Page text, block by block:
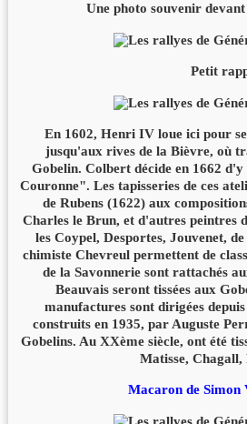
Une photo souvenir
Petit
En 1602, Henri IV loue ici pour
jusqu'aux rives de la Bièvre, où
Gobelin. Colbert décide en 1662
Couronne". Les tapisseries de ces
de Rubens (1622) aux
Charles le Brun, et d'autres peintres
les Coypel, Desportes, Jouvenet,
chimiste Chevreul permettent de
de la Savonnerie sont rattachés
Beauvais seront tissées aux
manufactures sont dirigées
construits en 1935, par Auguste
Gobelins. Au XXème siècle, ont été
Matisse,
Macaron de